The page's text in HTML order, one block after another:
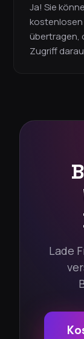
Ja! Sie
kostenlosen
übertragen,
Zugriff
Lade